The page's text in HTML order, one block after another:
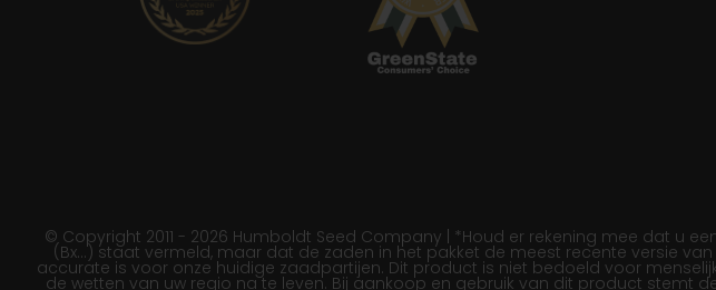
© Copyright 2011 - 2026 Humboldt Seed Company | *Houd er rekening mee dat u
(Bx…) staat vermeld, maar dat de zaden in het pakket de meest recente versie
accurate is voor onze huidige zaadpartijen. Dit product is niet bedoeld voor
de wetten van uw regio na te leven. Bij aankoop en gebruik van dit product stemt